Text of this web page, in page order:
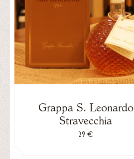
Grappa S. Leonardo
Stravecchia
29 €